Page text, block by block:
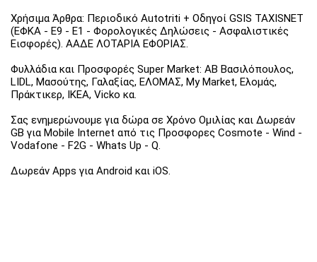
Χρήσιμα Άρθρα: Περιοδικό Autotriti + Οδηγοί GSIS TAXISNET
(ΕΦΚΑ - Ε9 - Ε1 - Φορολογικές Δηλώσεις - Ασφαλιστικές
Εισφορές). ΑΑΔΕ ΛΟΤΑΡΙΑ ΕΦΟΡΙΑΣ.
Φυλλάδια και Προσφορές Super Market: ΑΒ Βασιλόπουλος,
LIDL, Μασούτης, Γαλαξίας, ΕΛΟΜΑΣ, My Market, Ελομάς,
Πράκτικερ, ΙΚΕΑ, Vicko κα.
Σας ενημερώνουμε για δώρα σε Χρόνο Ομιλίας και Δωρεάν
GB για Mobile Internet από τις Προσφορες Cosmote - Wind -
Vodafone - F2G - Whats Up - Q.
Δωρεάν Apps για Android και iOS.